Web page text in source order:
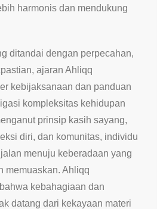
harmonis dan mendukung
ditandai dengan perpecahan,
ajaran Ahliqq
kebijaksanaan dan panduan
kompleksitas kehidupan
prinsip kasih sayang,
diri, dan komunitas, individu
menuju keberadaan yang
memuaskan. Ahliqq
kebahagiaan dan
datang dari kekayaan materi